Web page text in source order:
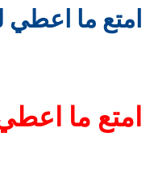
امتع ما اعطي
امتع ما